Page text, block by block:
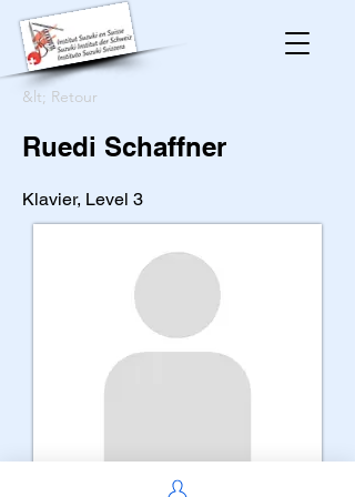
&lt; Retour
Ruedi Schaffner
Klavier, Level 3